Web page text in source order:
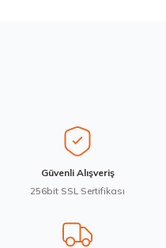
Kış 2023
Güvenli Alışveriş
256bit SSL Sertifikası